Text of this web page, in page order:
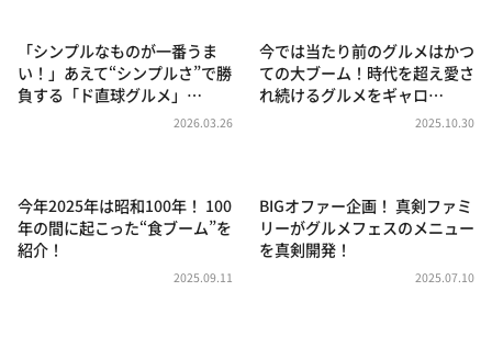
相席食堂
これ余談なんですけど・・・
～人生密着トークバラエティ！～ やすとものいたっ
news おかえり
河合＆A.B.C-Z塚田×福井アナ「なんでやねん！？」
「シンプルなものが一番うま
い！」あえて“シンプルさ”で勝
負する「ド直球グルメ」…
2026.03.26
今では当たり前のグルメはかつ
ての大ブーム！時代を超え愛さ
れ続けるグルメをギャロ…
2025.10.30
今年2025年は昭和100年！ 100
年の間に起こった“食ブーム”を
紹介！
2025.09.11
BIGオファー企画！ 真剣ファミ
リーがグルメフェスのメニュー
を真剣開発！
2025.07.10